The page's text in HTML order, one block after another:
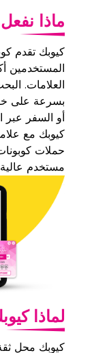
ماذا نفعل
كيوبك تقدم
المستخدمين
العلامات.
بسرعة على
أو السفر عبر
كيوبك مع
حملات
مستخدم عالية
لماذا
كيوبك محل